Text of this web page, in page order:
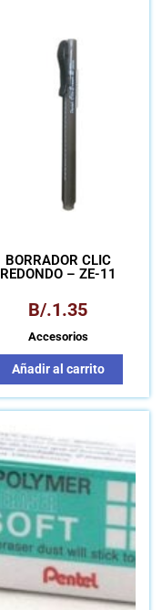
BORRADOR CLIC
REDONDO – ZE-11
B/.1.35
Accesorios
Añadir al carrito